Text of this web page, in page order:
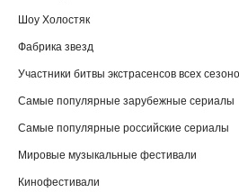
Шоу Холостяк
Фабрика звезд
Участники битвы экстрасенсов всех
Самые популярные зарубежные сериалы
Самые популярные российские сериалы
Мировые музыкальные фестивали
Кинофестивали